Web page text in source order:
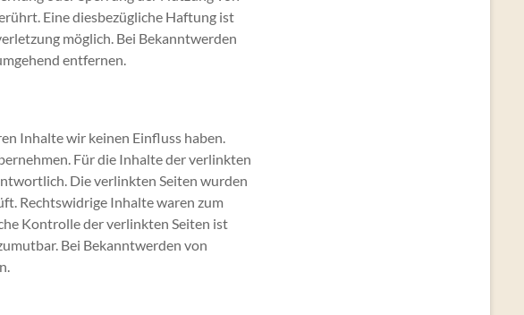
Eine diesbezügliche Haftung ist
möglich. Bei Bekanntwerden
entfernen.
Inhalte wir keinen Einfluss haben.
Für die Inhalte der verlinkten
Die verlinkten Seiten wurden
Rechtswidrige Inhalte waren zum
Kontrolle der verlinkten Seiten ist
Bei Bekanntwerden von